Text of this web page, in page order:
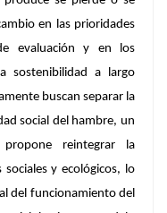
en las prioridades
evaluación y en los
sostenibilidad a largo
buscan separar la
social del hambre, un
reintegrar la
y ecológicos, lo
del funcionamiento del